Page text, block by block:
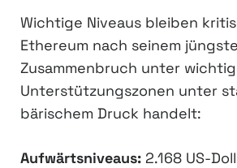
Wichtige Niveaus bleiben
Ethereum nach seinem
Zusammenbruch unter
Unterstützungszonen unter
bärischem Druck handelt:
Aufwärtsniveaus: 2.168 US-